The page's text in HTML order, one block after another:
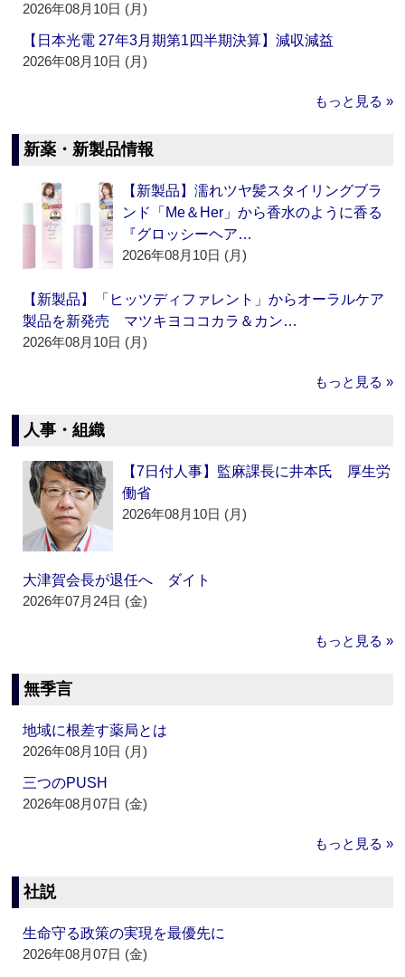
2026年08月10日 (月)
【日本光電 27年3月期第1四半期決算】減収減益
2026年08月10日 (月)
もっと見る »
新薬・新製品情報
【新製品】濡れツヤ髪スタイリングブラ
ンド「Me＆Her」から香水のように香る
『グロッシーヘア…
2026年08月10日 (月)
【新製品】「ヒッツディファレント」からオーラルケア
製品を新発売 マツキヨココカラ＆カン…
2026年08月10日 (月)
もっと見る »
人事・組織
【7日付人事】監麻課長に井本氏 厚生労
働省
2026年08月10日 (月)
大津賀会長が退任へ ダイト
2026年07月24日 (金)
もっと見る »
無季言
地域に根差す薬局とは
2026年08月10日 (月)
三つのPUSH
2026年08月07日 (金)
もっと見る »
社説
生命守る政策の実現を最優先に
2026年08月07日 (金)